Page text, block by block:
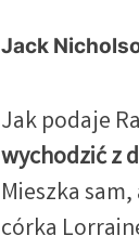
Jack
Jak podaje
wychodzić z
Mieszka
córka